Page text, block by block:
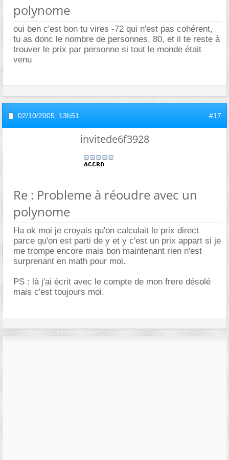
polynome
oui ben c'est bon tu vires -72 qui n'est pas cohérent,
tu as donc le nombre de personnes, 80, et il te reste à
trouver le prix par personne si tout le monde était
venu
02/10/2005, 13h51 #17
invitede6f3928
Re : Probleme à réoudre avec un
polynome
Ha ok moi je croyais qu'on calculait le prix direct
parce qu'on est parti de y et y c'est un prix appart si je
me trompe encore mais bon maintenant rien n'est
surprenant en math pour moi.
PS : là j'ai écrit avec le compte de mon frere désolé
mais c'est toujours moi.